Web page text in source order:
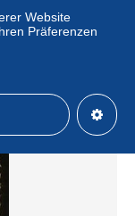
Händler
Website
Präferenzen